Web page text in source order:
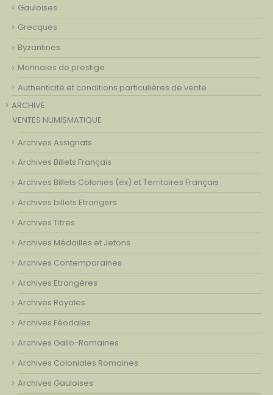
Gauloises
Grecques
Byzantines
Monnaies de prestige
Authenticité et conditions particulières de vente
ARCHIVE
VENTES NUMISMATIQUE
Archives Assignats
Archives Billets Français
Archives Billets Colonies (ex) et Territoires Français
Archives billets Etrangers
Archives Titres
Archives Médailles et Jetons
Archives Contemporaines
Archives Etrangères
Archives Royales
Archives Féodales
Archives Gallo-Romaines
Archives Coloniales Romaines
Archives Gauloises